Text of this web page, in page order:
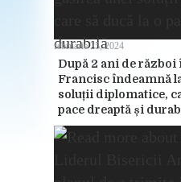
După 2 ani de război
Francisc îndeamnă
soluții diplomatice,
pace dreaptă și
februarie 25, 2024